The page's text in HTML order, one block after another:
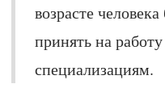
возрасте
принять на
специализациям.